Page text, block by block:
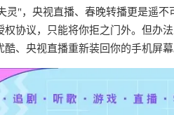
灵"，央视直播、春晚转播更是遥
协议，只能将你拒之门外。但办
、央视直播重新装回你的手机屏幕